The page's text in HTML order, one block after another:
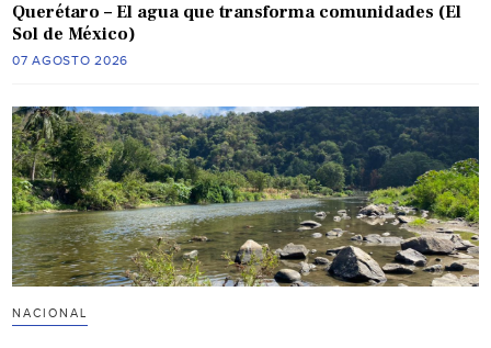
Querétaro – El agua que transforma comunidades (El
Sol de México)
07 AGOSTO 2026
NACIONAL